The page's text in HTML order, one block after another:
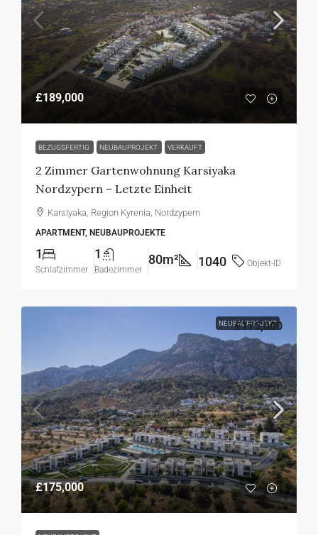
£189,000
BEZUGSFERTIG NEUBAUPROJEKT VERKAUFT
2 Zimmer Gartenwohnung Karsiyaka
Nordzypern – Letzte Einheit
Karsiyaka, Region Kyrenia, Nordzypern
APARTMENT, NEUBAUPROJEKTE
1
Schlafzimmer
1
Badezimmer
80m² 1040 Objekt-ID
NEUBAUPROJEKT
£175,000
£175,000